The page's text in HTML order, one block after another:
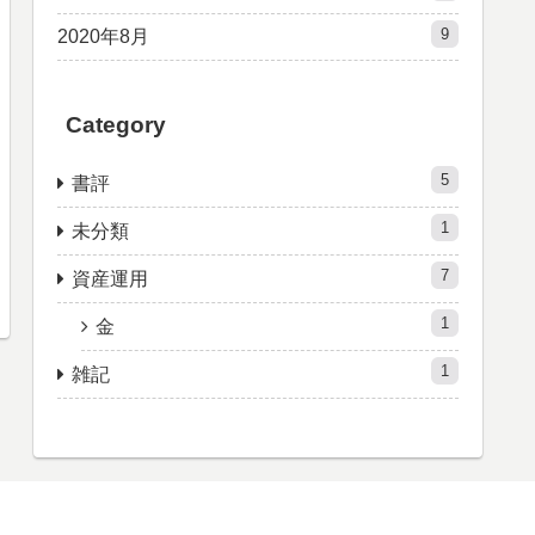
2020年8月 9
Category
書評 5
未分類 1
資産運用 7
金 1
雑記 1